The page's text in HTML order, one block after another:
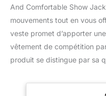
And Comfortable Show
mouvements tout en vous
veste promet d’apporter
vêtement de compétition
produit se distingue par sa